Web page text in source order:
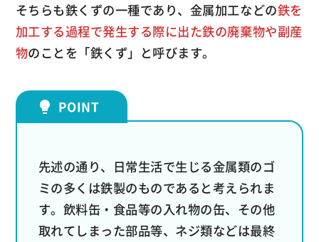
そちらも鉄くずの一種であり、金属加工などの鉄を
加工する過程で発生する際に出た鉄の廃棄物や副産
物のことを「鉄くず」と呼びます。
先述の通り、日常生活で生じる金属類のゴ
ミの多くは鉄製のものであると考えられま
す。飲料缶・食品等の入れ物の缶、その他
取れてしまった部品等、ネジ類などは最終